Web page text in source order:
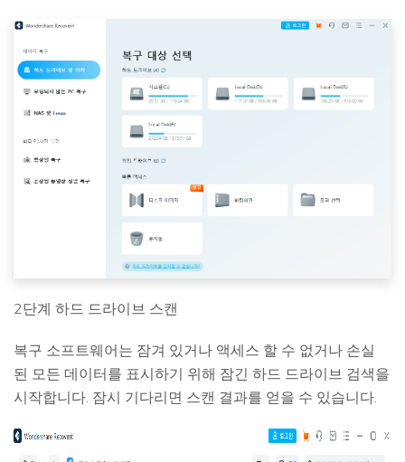
2단계 하드 드라이브 스캔
복구 소프트웨어는 잠겨 있거나 액세스 할 수 없거나 손실
된 모든 데이터를 표시하기 위해 잠긴 하드 드라이브 검색을
시작합니다. 잠시 기다리면 스캔 결과를 얻을 수 있습니다.